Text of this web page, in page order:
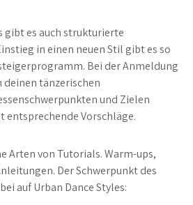
gibt es auch strukturierte
in einen neuen Stil gibt es so
Bei der Anmeldung
deinen tänzerischen
und Zielen
Vorschläge.
Arten von Tutorials. Warm-ups,
Der Schwerpunkt des
auf Urban Dance Styles: